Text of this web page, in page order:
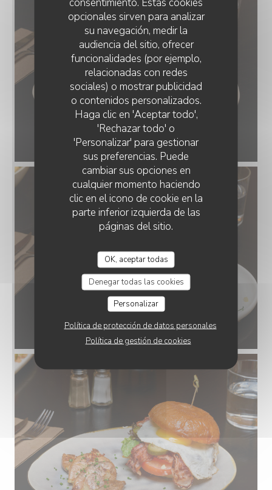
opcionales sirven para analizar
su navegación, medir la
audiencia del sitio, ofrecer
funcionalidades (por ejemplo,
relacionadas con redes
sociales) o mostrar publicidad
o contenidos personalizados.
Haga clic en 'Aceptar todo',
'Rechazar todo' o
'Personalizar' para gestionar
sus preferencias. Puede
cambiar sus opciones en
cualquier momento haciendo
clic en el icono de cookie en la
parte inferior izquierda de las
páginas del sitio.
OK, aceptar todas
Denegar todas las cookies
Personalizar
Política de protección de datos personales
Política de gestión de cookies
BRUNCH CLUB